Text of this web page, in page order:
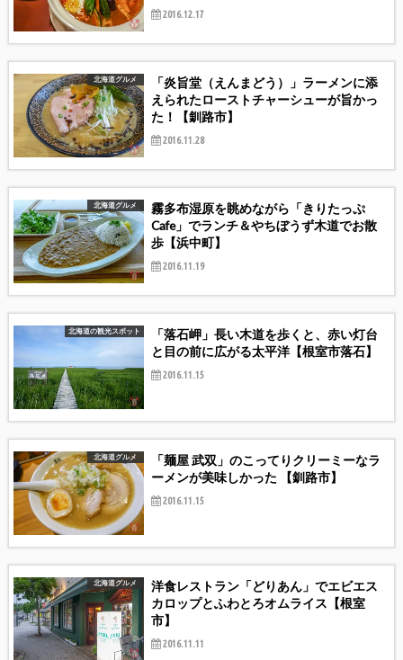
2016.12.17
北海道グルメ
「炎旨堂（えんまどう）」ラーメンに添
えられたローストチャーシューが旨かっ
た！【釧路市】
2016.11.28
北海道グルメ
霧多布湿原を眺めながら「きりたっぷ
Cafe」でランチ＆やちぼうず木道でお散
歩【浜中町】
2016.11.19
北海道の観光スポット
「落石岬」長い木道を歩くと、赤い灯台
と目の前に広がる太平洋【根室市落石】
2016.11.15
北海道グルメ
「麺屋 武双」のこってりクリーミーなラ
ーメンが美味しかった 【釧路市】
2016.11.15
北海道グルメ
洋食レストラン「どりあん」でエビエス
カロップとふわとろオムライス【根室
市】
2016.11.11